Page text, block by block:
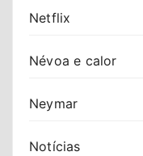
Netflix
Névoa e calor
Neymar
Notícias